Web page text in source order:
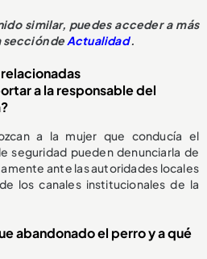
similar, puedes acceder a más
sección deActualidad.
a la responsable del
a la mujer que conducía el
seguridad pueden denunciarla de
ante las autoridades locales
los canales institucionales de la
abandonado el perro y a qué